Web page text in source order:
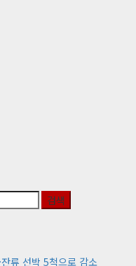
류 선박 5척으로 감소